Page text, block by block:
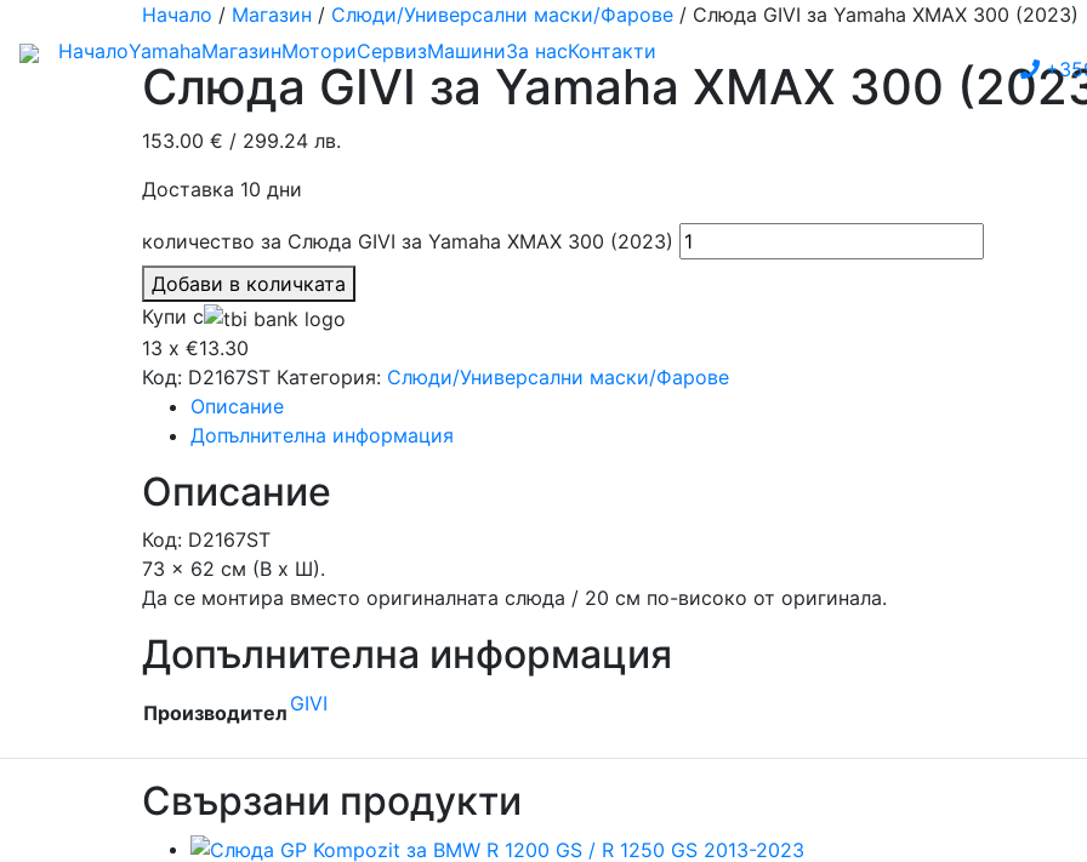
НачалоYamahaМагазинМоториСервизМашиниЗа насКонтакти
Начало / Магазин / Слюди/Универсални маски/Фарове / Слюда GIVI за Yamaha XMAX 300 (2023)
Слюда GIVI за Yamaha XMAX 300
153.00 € / 299.24 лв.
Доставка 10 дни
количество за Слюда GIVI за Yamaha XMAX 300 (2023)
Добави в количката
Купи с
13 x €13.30
Код: D2167ST Категория: Слюди/Универсални маски/Фарове
Описание
Допълнителна информация
Описание
Код: D2167ST
73 x 62 см (В x Ш).
Да се ​​монтира вместо оригиналната слюда / 20 см по-високо от оригинала.
Допълнителна информация
Производител GIVI
Свързани продукти